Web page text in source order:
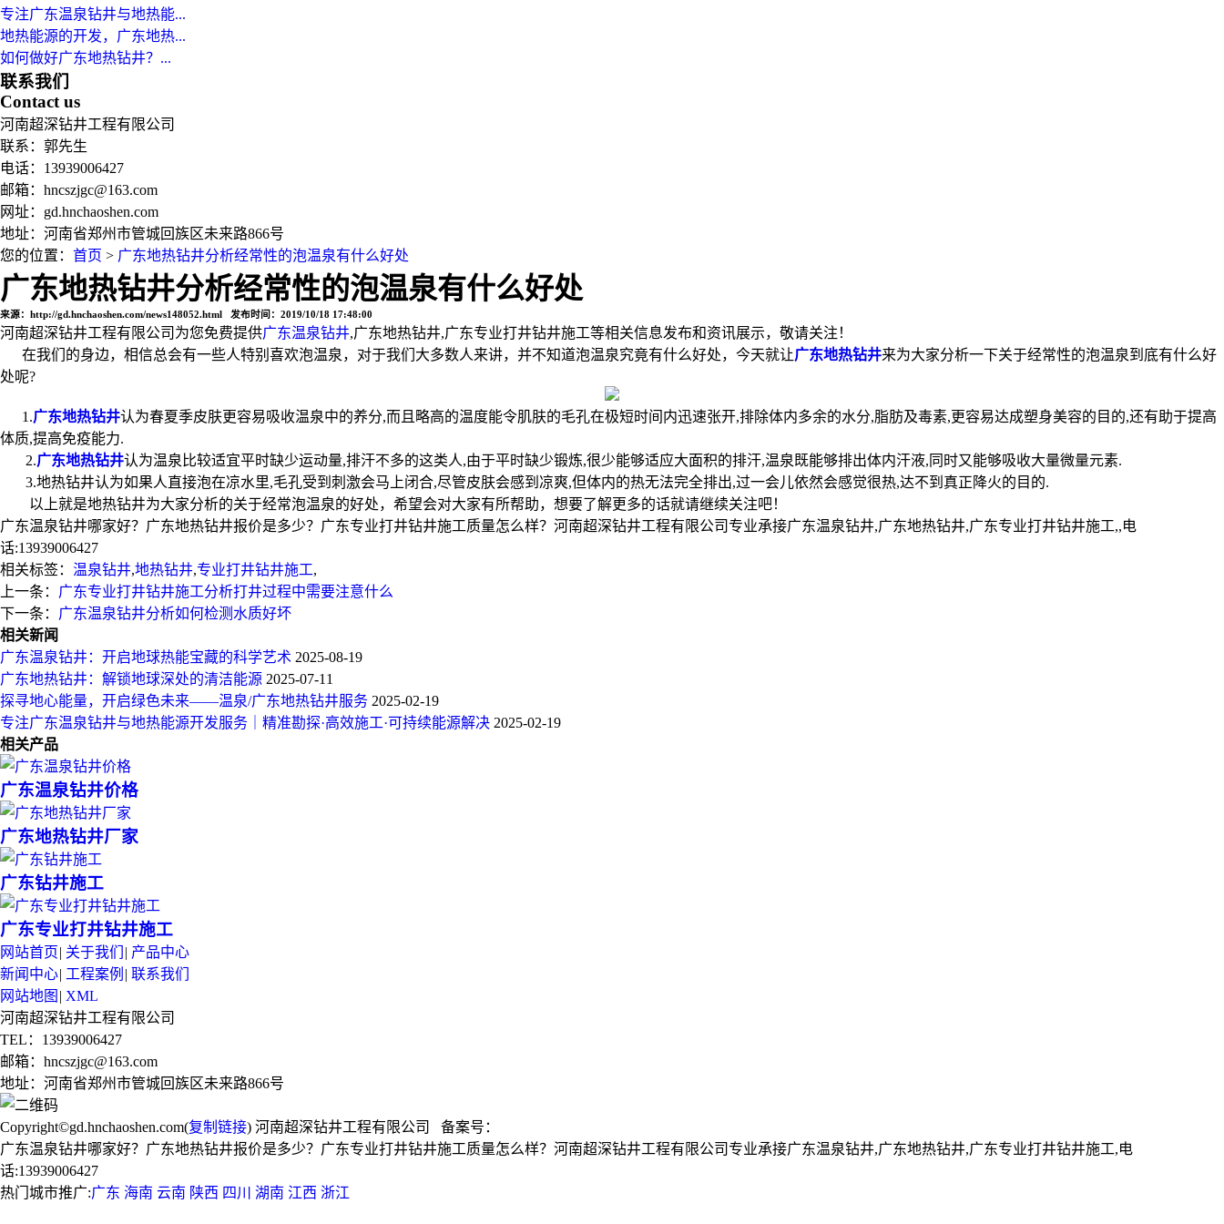
专注广东温泉钻井与地热能...
地热能源的开发，广东地热...
如何做好广东地热钻井？...
联系我们
Contact us
河南超深钻井工程有限公司
联系：郭先生
电话：13939006427
邮箱：hncszjgc@163.com
网址：gd.hnchaoshen.com
地址：河南省郑州市管城回族区未来路866号
您的位置： 首页 > 广东地热钻井分析经常性的泡温泉有什么好处
广东地热钻井分析经常性的泡温泉有什么好处
来源：http://gd.hnchaoshen.com/news148052.html 发布时间：2019/10/18 17:48:00
河南超深钻井工程有限公司为您免费提供广东温泉钻井,广东地热钻井,广东专业打井钻井施工等相关信息发布和资讯展示，敬请关注！
在我们的身边，相信总会有一些人特别喜欢泡温泉，对于我们大多数人来讲，并不知道泡温泉究竟有什么好处，今天就让广东地热钻井来为大家分析一下关于经常性的泡温泉到底有什么好
处呢?
1.广东地热钻井认为春夏季皮肤更容易吸收温泉中的养分,而且略高的温度能令肌肤的毛孔在极短时间内迅速张开,排除体内多余的水分,脂肪及毒素,更容易达成塑身美容的目的,还有助于提高
体质,提高免疫能力.
2.广东地热钻井认为温泉比较适宜平时缺少运动量,排汗不多的这类人,由于平时缺少锻炼,很少能够适应大面积的排汗,温泉既能够排出体内汗液,同时又能够吸收大量微量元素.
3.地热钻井认为如果人直接泡在凉水里,毛孔受到刺激会马上闭合,尽管皮肤会感到凉爽,但体内的热无法完全排出,过一会儿依然会感觉很热,达不到真正降火的目的.
以上就是地热钻井为大家分析的关于经常泡温泉的好处，希望会对大家有所帮助，想要了解更多的话就请继续关注吧！
广东温泉钻井哪家好？广东地热钻井报价是多少？广东专业打井钻井施工质量怎么样？河南超深钻井工程有限公司专业承接广东温泉钻井,广东地热钻井,广东专业打井钻井施工,,电
话:13939006427
相关标签： 温泉钻井,地热钻井,专业打井钻井施工,
上一条： 广东专业打井钻井施工分析打井过程中需要注意什么
下一条： 广东温泉钻井分析如何检测水质好坏
相关新闻
广东温泉钻井：开启地球热能宝藏的科学艺术 2025-08-19
广东地热钻井：解锁地球深处的清洁能源 2025-07-11
探寻地心能量，开启绿色未来——温泉/广东地热钻井服务 2025-02-19
专注广东温泉钻井与地热能源开发服务｜精准勘探·高效施工·可持续能源解决 2025-02-19
相关产品
广东温泉钻井价格
广东地热钻井厂家
广东钻井施工
广东专业打井钻井施工
网站首页| 关于我们 | 产品中心
新闻中心| 工程案例 | 联系我们
网站地图 | XML
河南超深钻井工程有限公司
TEL：13939006427
邮箱：hncszjgc@163.com
地址：河南省郑州市管城回族区未来路866号
Copyright©gd.hnchaoshen.com(复制链接) 河南超深钻井工程有限公司 备案号：
广东温泉钻井哪家好？广东地热钻井报价是多少？广东专业打井钻井施工质量怎么样？河南超深钻井工程有限公司专业承接广东温泉钻井,广东地热钻井,广东专业打井钻井施工,电
话:13939006427
热门城市推广:广东 海南 云南 陕西 四川 湖南 江西 浙江